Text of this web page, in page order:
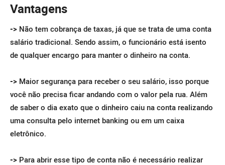
Vantagens
-> Não tem cobrança de taxas, já que se trata de uma conta
salário tradicional. Sendo assim, o funcionário está isento
de qualquer encargo para manter o dinheiro na conta.
-> Maior segurança para receber o seu salário, isso porque
você não precisa ficar andando com o valor pela rua. Além
de saber o dia exato que o dinheiro caiu na conta realizando
uma consulta pelo internet banking ou em um caixa
eletrônico.
-> Para abrir esse tipo de conta não é necessário realizar